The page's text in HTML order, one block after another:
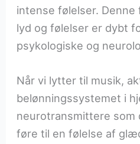
intense følelser. Denne
lyd og følelser er dybt
psykologiske og
Når vi lytter til musik,
belønningssystemet i
neurotransmittere som
føre til en følelse af